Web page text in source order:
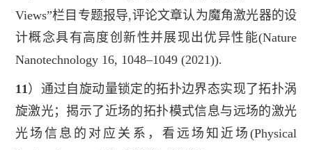
Views”栏目专题报导,评论文章认为魔角激光器的设
计概念具有高度创新性并展现出优异性能(Nature
Nanotechnology 16, 1048–1049 (2021)).
11 ）通过自旋动量锁定的拓扑边界态实现了拓扑涡
旋激光；揭示了近场的拓扑模式信息与远场的激光
光场信息的对应关系，看远场知近场(Physical